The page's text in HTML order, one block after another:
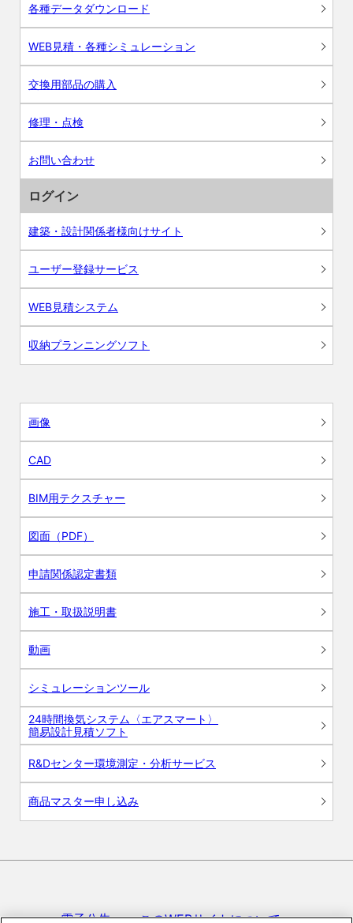
各種データダウンロード
WEB見積・各種シミュレーション
交換用部品の購入
修理・点検
お問い合わせ
ログイン
建築・設計関係者様向けサイト
ユーザー登録サービス
WEB見積システム
収納プランニングソフト
画像
CAD
BIM用テクスチャー
図面（PDF）
申請関係認定書類
施工・取扱説明書
動画
シミュレーションツール
24時間換気システム〈エアスマート〉
簡易設計見積ソフト
R&Dセンター環境測定・分析サービス
商品マスター申し込み
電子公告 このWEBサイトについて